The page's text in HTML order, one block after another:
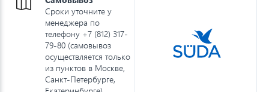
Сроки уточните у
менеджера по
телефону +7 (812) 317-
79-80 (самовывоз
осуществляется только
из пунктов в Москве,
Санкт-Петербурге,